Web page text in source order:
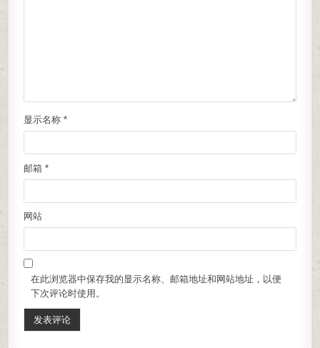
显示名称*
邮箱*
网站
在此浏览器中保存我的显示名称、邮箱地址和网站地址，以便
下次评论时使用。